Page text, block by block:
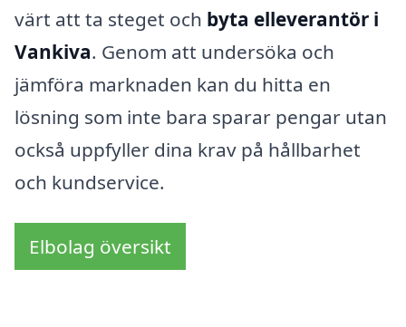
värt att ta steget och byta elleverantör i
Vankiva. Genom att undersöka och
jämföra marknaden kan du hitta en
lösning som inte bara sparar pengar utan
också uppfyller dina krav på hållbarhet
och kundservice.
Elbolag översikt